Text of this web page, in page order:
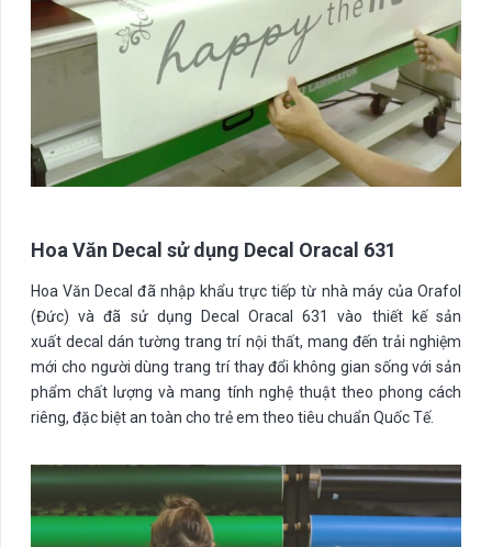
Hoa Văn Decal sử dụng Decal Oracal 631
Hoa Văn Decal đã nhập khẩu trực tiếp từ nhà máy của Orafol
(Đức) và đã sử dụng Decal Oracal 631 vào thiết kế sản
xuất decal dán tường trang trí nội thất, mang đến trải nghiệm
mới cho người dùng trang trí thay đổi không gian sống với sản
phẩm chất lượng và mang tính nghệ thuật theo phong cách
riêng, đặc biệt an toàn cho trẻ em theo tiêu chuẩn Quốc Tế.